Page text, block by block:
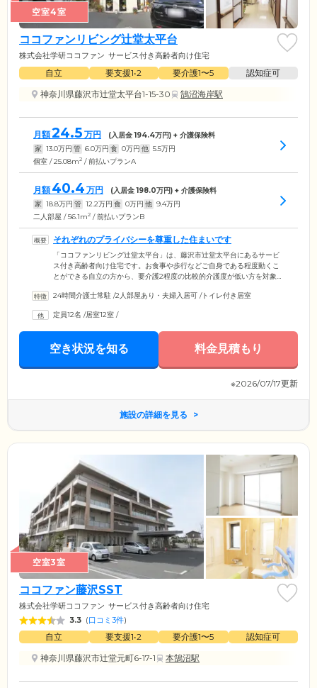
空室4室
ココファンリビング辻堂太平台
株式会社学研ココファン サービス付き高齢者向け住宅
自立 要支援1•2 要介護1〜5
認知症可
神奈川県藤沢市辻堂太平台1-15-30
鵠沼海岸駅
月額24.5 万円 (入居金194.4万円) + 介護保険料
家 13.0万円 管 6.0万円 食 0万円 他 5.5万円
個室 / 25.08m2 / 前払いプランA
月額 40.4 万円 (入居金198.0万円) + 介護保険料
家 18.8万円 管 12.2万円 食 0万円 他 9.4万円
二人部屋 / 56.1m2 / 前払いプランB
それぞれのプライバシーを尊重した住まいです
「ココファンリビング辻堂太平台」は、藤沢市辻堂太平台にあるサービ
ス付き高齢者向け住宅です。お食事や歩行などご自身である程度動くこ
とができる自立の方から、要介護2程度の比較的介護度が低い方を対象と
ン、浴室を備えています。我が家にいるような雰囲気のなか、ご入居者
さがあるふたり部屋もご用意しているため、ご夫婦揃ってご入居される
場合でもお互いのプライベート空間を大切にしながら、ゆとりを持って
24時間介護士常駐 /2人部屋あり・夫婦入居可 /トイレ付き居室
定員12名 /居室12室 /
空き状況を知る 料金見積もり
※2026/07/17更新
施設の詳細を見る
空室3室
ココファン藤沢SST
株式会社学研ココファン サービス付き高齢者向け住宅
3.3 (口コミ3件)
自立 要支援1•2 要介護1〜5
認知症可
神奈川県藤沢市辻堂元町6-17-1
本鵠沼駅